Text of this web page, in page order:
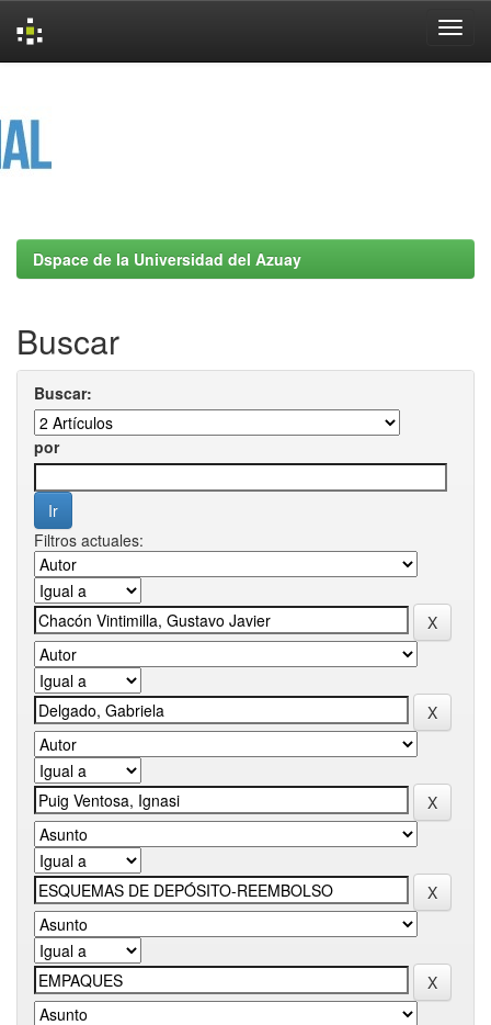
Dspace de la Universidad del Azuay
Buscar
Buscar:
por
Filtros actuales: